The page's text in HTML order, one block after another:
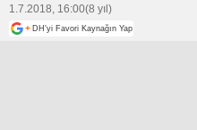
1.7.2018, 16:00(8 yıl)
+ DH'yi Favori Kaynağın Yap